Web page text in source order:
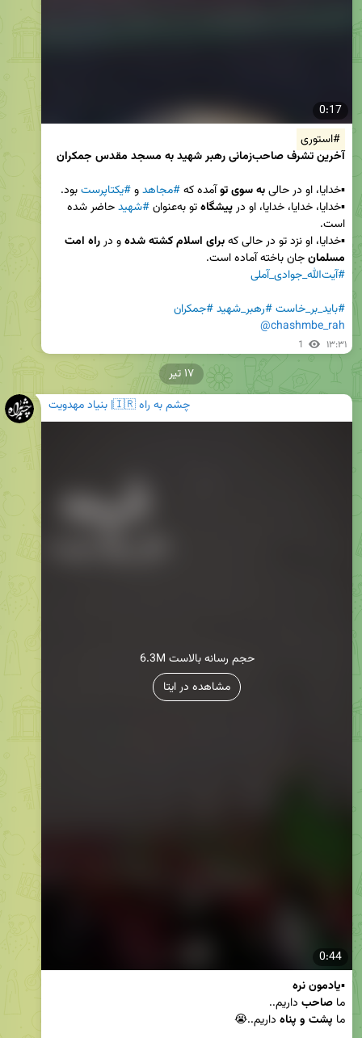
0:17
#استوری
آخرین تشرف صاحب‌زمانی‌ رهبر شهید به مسجد مقدس جمکران
▪️خدایا، او در حالی به سوی تو آمده که #مجاهد و #یکتاپرست
▪️خدایا، خدایا، خدایا، او در پیشگاه تو به‌عنوان #شهید
▪️خدایا، او نزد تو در حالی که برای اسلام کشته شده و در
مسلمان
#آیت‌الله_جوادی_آملی
#باید_بر_خاست#رهبر_شهید#جمکران
@chashmbe_rah
1 ۱۳:۳۱
چشم به راه 🇮🇷| بنیاد مهدویت
0:44
6.3M حجم رسانه بالاست
مشاهده در ایتا
▪️یادمون نره
ما صاحب
ما پشت و پناه
۱۷ تیر